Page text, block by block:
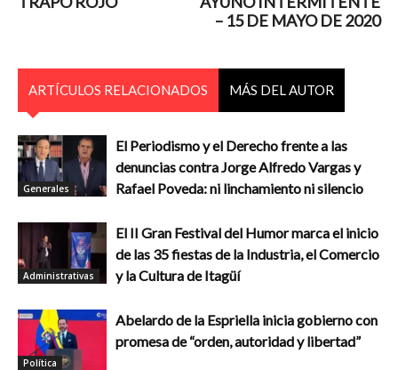
– 15 DE MAYO DE 2020
ARTÍCULOS RELACIONADOS MÁS DEL AUTOR
Generales
El Periodismo y el Derecho frente a las
denuncias contra Jorge Alfredo Vargas y
Rafael Poveda: ni linchamiento ni silencio
Administrativas
El II Gran Festival del Humor marca el inicio
de las 35 fiestas de la Industria, el Comercio
y la Cultura de Itagüí
Política
Abelardo de la Espriella inicia gobierno con
promesa de “orden, autoridad y libertad”